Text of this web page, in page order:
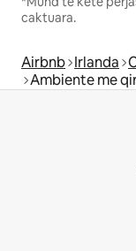
caktuara.
Airbnb Irlanda
Ambiente me